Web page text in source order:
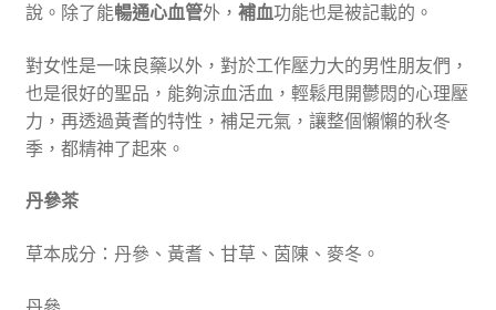
說。除了能暢通心血管外， 補血功能也是被記載的。
對女性是一味良藥以外，對於工作壓力大的男性朋友們，
也是很好的聖品，能夠涼血活血，輕鬆甩開鬱悶的心理壓
力，再透過黃耆的特性，補足元氣，讓整個懶懶的秋冬
季，都精神了起來。
丹參茶
草本成分：丹參、黃耆、甘草、茵陳、麥冬。